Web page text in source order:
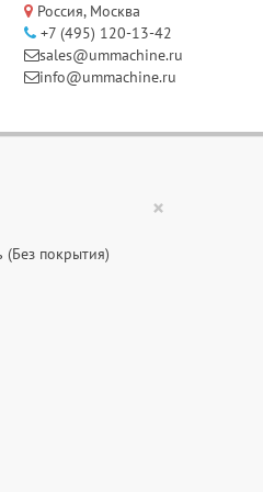
Россия, Москва
+7 (495) 120-13-42
sales@ummachine.ru
info@ummachine.ru
×
покрытия)